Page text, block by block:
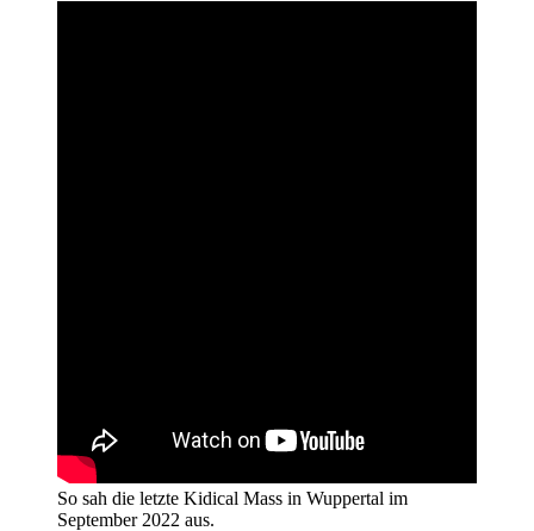
So sah die letzte Kidical Mass in Wuppertal im
September 2022 aus.